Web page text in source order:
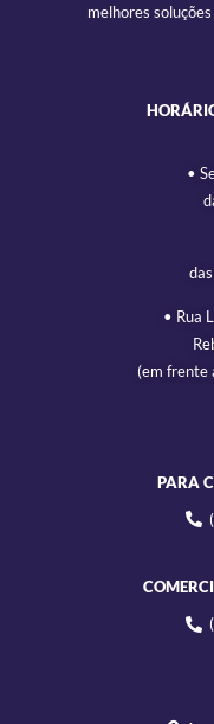
melhores
•
das
• Rua
(em frente
PARA